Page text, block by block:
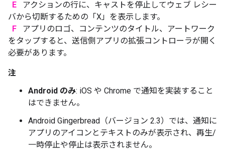
E
アクションの行に、キャストを停止してウェブ レシー
バから切断するための「X」を表示します。
F
アプリのロゴ、コンテンツのタイトル、アートワーク
をタップすると、送信側アプリの拡張コントローラが開く
必要があります。
注
Android のみ: iOS や Chrome で通知を実装すること
はできません。
Android Gingerbread（バージョン 2.3）では、通知に
アプリのアイコンとテキストのみが表示され、再生/
一時停止や停止は表示されません。